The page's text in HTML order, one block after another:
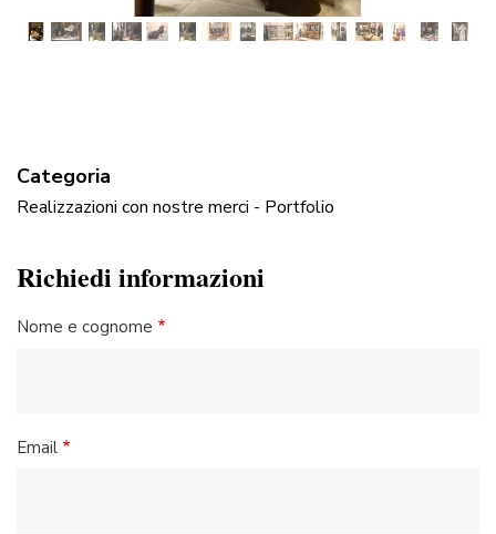
Categoria
Realizzazioni con nostre merci - Portfolio
Richiedi informazioni
Nome e cognome
Email